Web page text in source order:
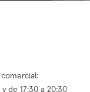
y de 17:30 a 20:30